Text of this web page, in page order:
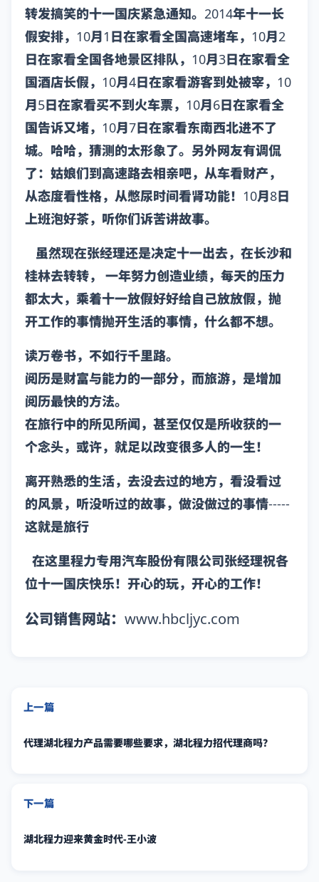
转发搞笑的十一国庆紧急通知。2014年十一长
假安排，10月1日在家看全国高速堵车，10月2
日在家看全国各地景区排队，10月3日在家看全
国酒店长假，10月4日在家看游客到处被宰，10
月5日在家看买不到火车票，10月6日在家看全
国告诉又堵，10月7日在家看东南西北进不了
城。哈哈，猜测的太形象了。另外网友有调侃
了：姑娘们到高速路去相亲吧，从车看财产，
从态度看性格，从憋尿时间看肾功能！10月8日
上班泡好茶，听你们诉苦讲故事。
虽然现在张经理还是决定十一出去，在长沙和
桂林去转转， 一年努力创造业绩，每天的压力
都太大，乘着十一放假好好给自己放放假，抛
开工作的事情抛开生活的事情，什么都不想。
读万卷书，不如行千里路。
阅历是财富与能力的一部分，而旅游，是增加
阅历最快的方法。
在旅行中的所见所闻，甚至仅仅是所收获的一
个念头，或许，就足以改变很多人的一生！
离开熟悉的生活，去没去过的地方，看没看过
的风景，听没听过的故事，做没做过的事情-----
这就是旅行
在这里程力专用汽车股份有限公司张经理祝各
位十一国庆快乐！开心的玩，开心的工作！
公司销售网站：www.hbcljyc.com
上一篇
代理湖北程力产品需要哪些要求，湖北程力招代理商吗？
下一篇
湖北程力迎来黄金时代-王小波